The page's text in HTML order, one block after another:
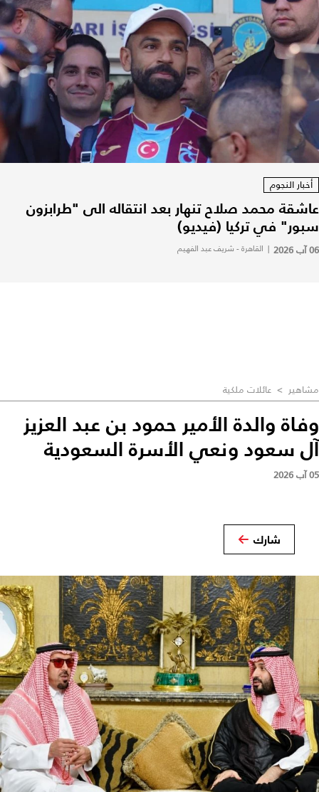
أخبار النجوم
عاشقة محمد صلاح تنهار بعد انتقاله الى "طرابزون
سبور" في تركيا (فيديو)
06 آب 2026 | القاهرة - شريف عبد الفهيم
مشاهير > عائلات ملكية
وفاة والدة الأمير حمود بن عبد العزيز
آل سعود ونعي الأسرة السعودية
05 آب 2026
شارك